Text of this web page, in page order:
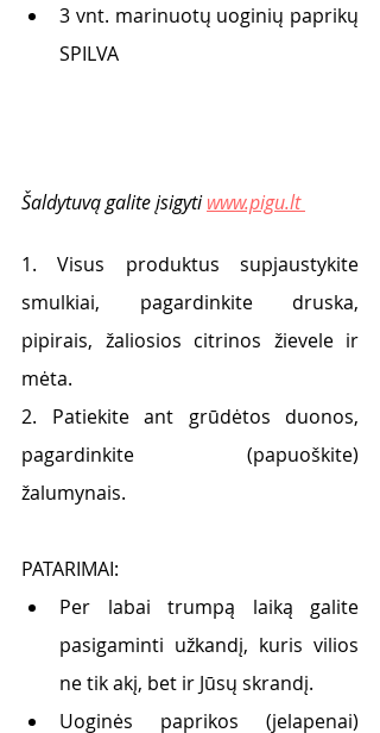
3 vnt. marinuotų uoginių paprikų
SPILVA
Šaldytuvą galite įsigyti www.pigu.lt
1. Visus produktus supjaustykite
smulkiai, pagardinkite druska,
pipirais, žaliosios citrinos žievele ir
mėta.
2. Patiekite ant grūdėtos duonos,
pagardinkite (papuoškite)
žalumynais.
PATARIMAI:
Per labai trumpą laiką galite
pasigaminti užkandį, kuris vilios
ne tik akį, bet ir Jūsų skrandį.
Uoginės paprikos (jelapenai)